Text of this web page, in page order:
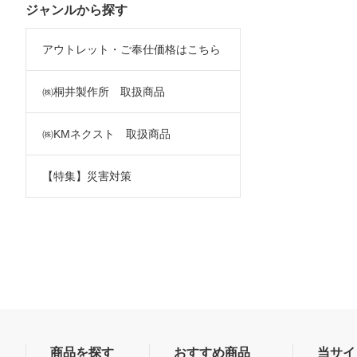
ジャンルから探す
アウトレット・ご奉仕価格はこちら
㈱桐井製作所 取扱商品
㈱KMネクスト 取扱商品
【特集】災害対策
商品を探す おすすめ商品 当サ